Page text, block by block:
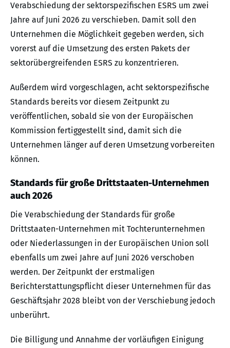
Verabschiedung der sektorspezifischen ESRS um zwei
Jahre auf Juni 2026 zu verschieben. Damit soll den
Unternehmen die Möglichkeit gegeben werden, sich
vorerst auf die Umsetzung des ersten Pakets der
sektorübergreifenden ESRS zu konzentrieren.
Außerdem wird vorgeschlagen, acht sektorspezifische
Standards bereits vor diesem Zeitpunkt zu
veröffentlichen, sobald sie von der Europäischen
Kommission fertiggestellt sind, damit sich die
Unternehmen länger auf deren Umsetzung vorbereiten
können.
Standards für große Drittstaaten-Unternehmen
auch 2026
Die Verabschiedung der Standards für große
Drittstaaten-Unternehmen mit Tochterunternehmen
oder Niederlassungen in der Europäischen Union soll
ebenfalls um zwei Jahre auf Juni 2026 verschoben
werden. Der Zeitpunkt der erstmaligen
Berichterstattungspflicht dieser Unternehmen für das
Geschäftsjahr 2028 bleibt von der Verschiebung jedoch
unberührt.
Die Billigung und Annahme der vorläufigen Einigung